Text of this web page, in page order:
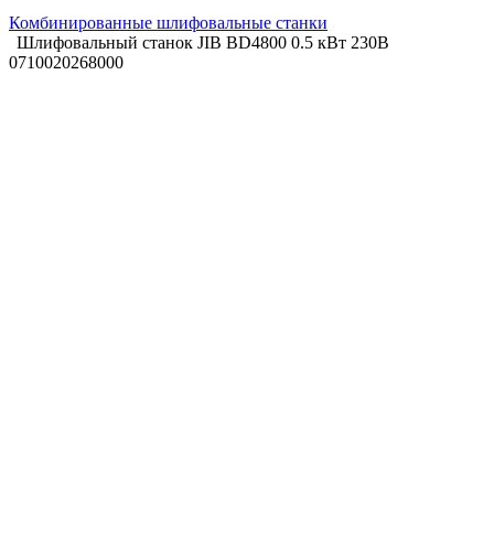
Комбинированные шлифовальные станки
Шлифовальный станок JIB BD4800 0.5 кВт 230В
0710020268000